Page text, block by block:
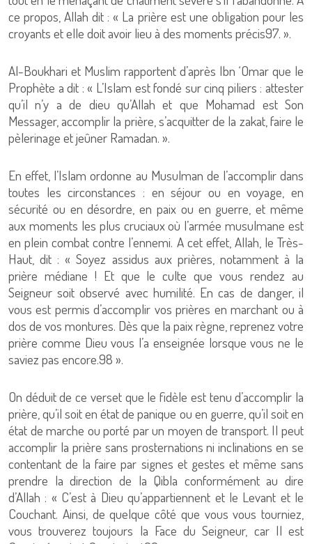
ce propos, Allah dit : « La prière est une obligation pour les
croyants et elle doit avoir lieu à des moments précis97. ».
Al-Boukhari et Muslim rapportent d’après Ibn ‘Omar que le
Prophète a dit : « L’Islam est fondé sur cinq piliers : attester
qu’il n’y a de dieu qu’Allah et que Mohamad est Son
Messager, accomplir la prière, s’acquitter de la zakat, faire le
pèlerinage et jeûner Ramadan. ».
En effet, l’Islam ordonne au Musulman de l’accomplir dans
toutes les circonstances : en séjour ou en voyage, en
sécurité ou en désordre, en paix ou en guerre, et même
aux moments les plus cruciaux où l’armée musulmane est
en plein combat contre l’ennemi. A cet effet, Allah, le Très-
Haut, dit : « Soyez assidus aux prières, notamment à la
prière médiane ! Et que le culte que vous rendez au
Seigneur soit observé avec humilité. En cas de danger, il
vous est permis d’accomplir vos prières en marchant ou à
dos de vos montures. Dès que la paix règne, reprenez votre
prière comme Dieu vous l’a enseignée lorsque vous ne le
saviez pas encore.98 ».
On déduit de ce verset que le fidèle est tenu d’accomplir la
prière, qu’il soit en état de panique ou en guerre, qu’il soit en
état de marche ou porté par un moyen de transport. Il peut
accomplir la prière sans prosternations ni inclinations en se
contentant de la faire par signes et gestes et même sans
prendre la direction de la Qibla conformément au dire
d’Allah : « C’est à Dieu qu’appartiennent et le Levant et le
Couchant. Ainsi, de quelque côté que vous vous tourniez,
vous trouverez toujours la Face du Seigneur, car Il est